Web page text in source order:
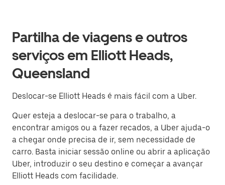
Partilha de viagens e outros
serviços em Elliott Heads,
Queensland
Deslocar-se Elliott Heads é mais fácil com a Uber.
Quer esteja a deslocar-se para o trabalho, a
encontrar amigos ou a fazer recados, a Uber ajuda-o
a chegar onde precisa de ir, sem necessidade de
carro. Basta iniciar sessão online ou abrir a aplicação
Uber, introduzir o seu destino e começar a avançar
Elliott Heads com facilidade.